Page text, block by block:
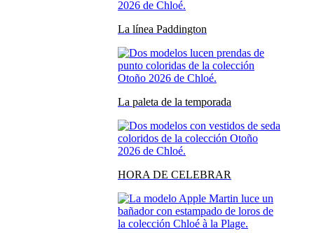
La línea Paddington
La paleta de la temporada
HORA DE CELEBRAR